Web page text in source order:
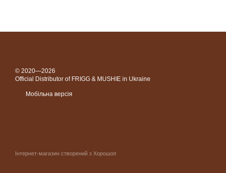
© 2020—2026
Official Distributor of FRIGG & MUSHIE in Ukraine
Мобільна версія
Інтернет-магазин створений з Хорошоп